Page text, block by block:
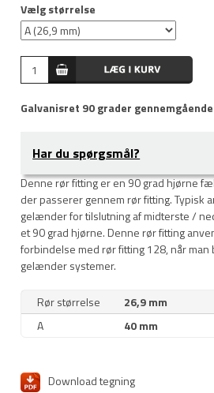
Vælg størrelse
Galvanisret 90 grader
Har du spørgsmål?
Denne rør fitting er en 90 grad hjørne
der passerer gennem rør fitting. Typisk
gelænder for tilslutning af midterste /
et 90 grad hjørne. Denne rør fitting
forbindelse med rør fitting 128, når man
gelænder systemer.
Rør størrelse
26,9 mm
A
40 mm
Download tegning